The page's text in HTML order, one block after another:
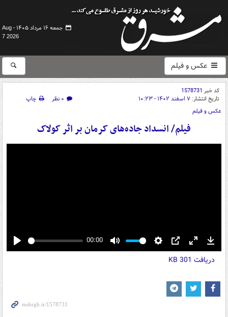
جمعه ۱۶ مرداد ۱۴۰۵ -
Aug
7 2026
عکس و فیلم
کد خبر 1578731
تاریخ انتشار: ۷ اسفند ۱۴۰۲ - ۱۰:۲۳ ۰ نظر
چاپ
عکس و فیلم
فیلم/ انسداد جاده‌های کرمان بر اثر کولاک
Play
00:00
Mute Settings
PIP Enter
fullscreen
دریافت 301 KB